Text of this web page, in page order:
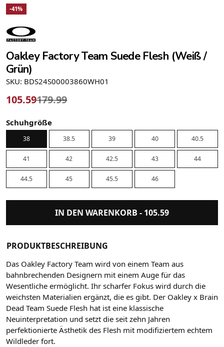
-41%
Oakley Factory Team Suede Flesh (Weiß /
Grün)
SKU: BDS24S00003860WH01
105.59179.99
Schuhgröße
38 38.5 39 40 40.5
41 42 42.5 43 44
44.5 45 45.5 46
IN DEN WARENKORB - 105.59
PRODUKTBESCHREIBUNG
Das Oakley Factory Team wird von einem Team aus
bahnbrechenden Designern mit einem Auge für das
Wesentliche ermöglicht. Ihr scharfer Fokus wird durch die
weichsten Materialien ergänzt, die es gibt. Der Oakley x Brain
Dead Team Suede Flesh hat ist eine klassische
Neuinterpretation und setzt die seit zehn Jahren
perfektionierte Ästhetik des Flesh mit modifiziertem echtem
Wildleder fort.